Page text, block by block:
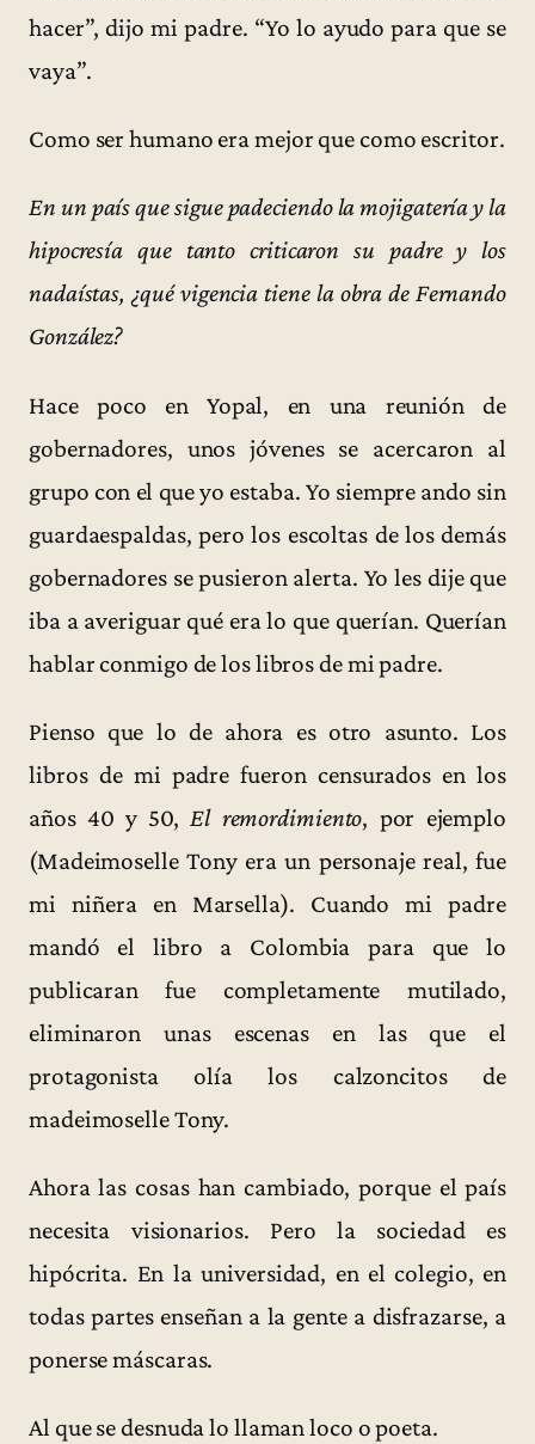
hacer”, dijo mi padre. “Yo lo ayudo para que se
vaya”.
Como ser humano era mejor que como escritor.
En un país que sigue padeciendo la mojigatería y la
hipocresía que tanto criticaron su padre y los
nadaístas, ¿qué vigencia tiene la obra de Fernando
González?
Hace poco en Yopal, en una reunión de
gobernadores, unos jóvenes se acercaron al
grupo con el que yo estaba. Yo siempre ando sin
guardaespaldas, pero los escoltas de los demás
gobernadores se pusieron alerta. Yo les dije que
iba a averiguar qué era lo que querían. Querían
hablar conmigo de los libros de mi padre.
Pienso que lo de ahora es otro asunto. Los
libros de mi padre fueron censurados en los
años 40 y 50,El remordimiento, por ejemplo
(Madeimoselle Tony era un personaje real, fue
mi niñera en Marsella). Cuando mi padre
mandó el libro a Colombia para que lo
publicaran fue completamente mutilado,
eliminaron unas escenas en las que el
protagonista olía los calzoncitos de
madeimoselle Tony.
Ahora las cosas han cambiado, porque el país
necesita visionarios. Pero la sociedad es
hipócrita. En la universidad, en el colegio, en
todas partes enseñan a la gente a disfrazarse, a
ponerse máscaras.
Al que se desnuda lo llaman loco o poeta.